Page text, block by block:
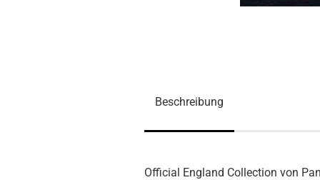
Beschreibung
Official England Collection von